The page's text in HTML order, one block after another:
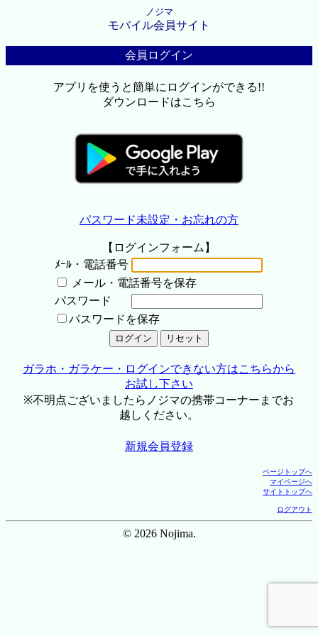
ノジマ
モバイル会員サイト
会員ログイン
アプリを使うと簡単にログインができる!!
ダウンロードはこちら
パスワード未設定・お忘れの方
【ログインフォーム】
ﾒｰﾙ・電話番号
メール・電話番号を保存
パスワード
パスワードを保存
ガラホ・ガラケー・ログインできない方はこちらから
お試し下さい
※不明点ございましたらノジマの携帯コーナーまでお
越しください。
新規会員登録
ページトップへ
マイページへ
サイトトップへ
ログアウト
© 2026 Nojima.